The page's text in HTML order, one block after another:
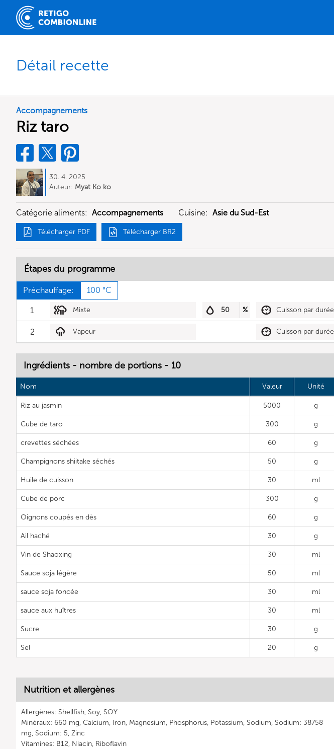
Détail recette
Accompagnements
Riz taro
30. 4. 2025
Auteur: Myat Ko ko
Catégorie aliments: Accompagnements Cuisine: Asie du Sud-Est
Télécharger PDF Télécharger BR2
Étapes du programme
Préchauffage: 100 °C
1 Mixte 50 % Cuisson par durée
2 Vapeur Cuisson par durée
Ingrédients - nombre de portions - 10
Nom Valeur Unité
Riz au jasmin 5000 g
Cube de taro 300 g
crevettes séchées 60 g
Champignons shiitake séchés 50 g
Huile de cuisson 30 ml
Cube de porc 300 g
Oignons coupés en dès 60 g
Ail haché 30 g
Vin de Shaoxing 30 ml
Sauce soja légère 50 ml
sauce soja foncée 30 ml
sauce aux huîtres 30 ml
Sucre 30 g
Sel 20 g
Nutrition et allergènes
Allergènes: Shellfish, Soy, SOY
Minéraux: 660 mg, Calcium, Iron, Magnesium, Phosphorus, Potassium, Sodium, Sodium: 38758
mg, Sodium: 5, Zinc
Vitamines: B12, Niacin, Riboflavin